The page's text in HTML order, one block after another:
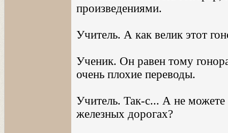
произведениями.
Учитель. А как велик этот
Ученик. Он равен тому
очень плохие переводы.
Учитель. Так-с... А не можете
железных дорогах?